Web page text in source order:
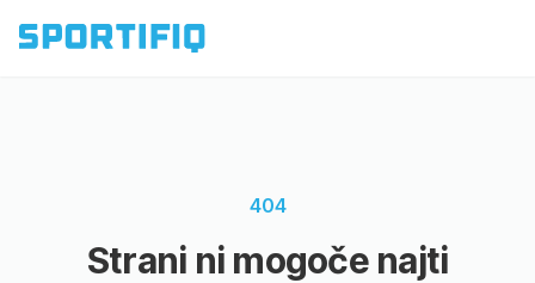
404
Strani ni mogoče najti